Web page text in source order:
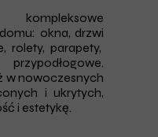
okna, drzwi
rolety, parapety,
w nowoczesnych
i ukrytych,
i estetykę.